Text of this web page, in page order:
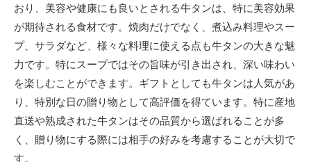
おり、美容や健康にも良いとされる牛タンは、特に美容効果
が期待される食材です。焼肉だけでなく、煮込み料理やスー
プ、サラダなど、様々な料理に使える点も牛タンの大きな魅
力です。特にスープではその旨味が引き出され、深い味わい
を楽しむことができます。ギフトとしても牛タンは人気があ
り、特別な日の贈り物として高評価を得ています。特に産地
直送や熟成された牛タンはその品質から選ばれることが多
く、贈り物にする際には相手の好みを考慮することが大切で
す。